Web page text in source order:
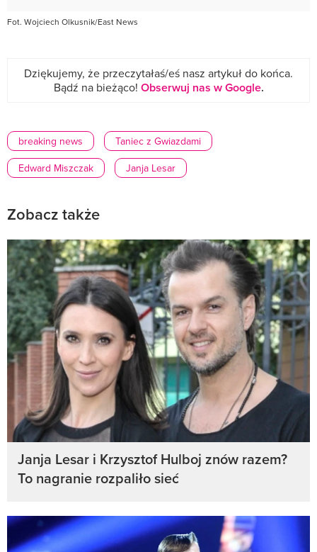
Fot. Wojciech Olkusnik/East News
Dziękujemy, że przeczytałaś/eś nasz artykuł do końca.
Bądź na bieżąco! Obserwuj nas w Google.
breaking news
Taniec z Gwiazdami
Edward Miszczak
Janja Lesar
Zobacz także
Janja Lesar i Krzysztof Hulboj znów razem?
To nagranie rozpaliło sieć